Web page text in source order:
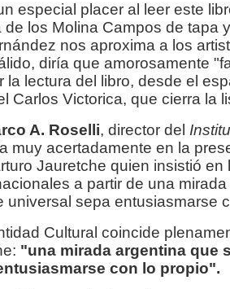
especial placer al leer este
los Molina Campos de tapa
nos aproxima a los
diría que amorosamente
la lectura del libro, desde el
Carlos Victorica, que cierra la
A. Roselli, director del
muy acertadamente en la
Jauretche quien insistió
a partir de una
universal sepa entusiasmarse
Cultural coincide
"una mirada argentina que
con lo propio".